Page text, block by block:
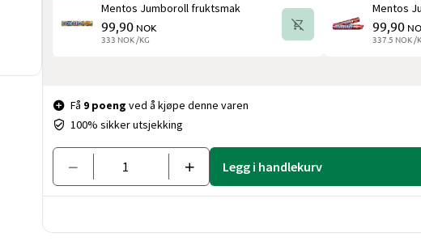
Mentos Jumboroll fruktsmak
99,90 NOK
333 NOK /KG
Mentos
99,90
337.5 NOK /
Pris og mengde
Få 9 poeng ved å kjøpe denne varen
100% sikker utsjekking
Legg i handlekurv